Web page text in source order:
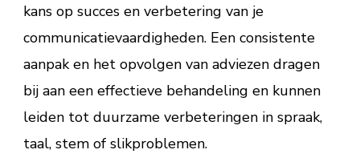
kans op succes en verbetering van je
communicatievaardigheden. Een consistente
aanpak en het opvolgen van adviezen dragen
bij aan een effectieve behandeling en kunnen
leiden tot duurzame verbeteringen in spraak,
taal, stem of slikproblemen.